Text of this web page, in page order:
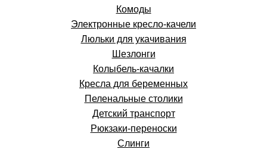
Комоды
Электронные кресло-качели
Люльки для укачивания
Шезлонги
Колыбель-качалки
Кресла для беременных
Пеленальные столики
Детский транспорт
Рюкзаки-переноски
Слинги